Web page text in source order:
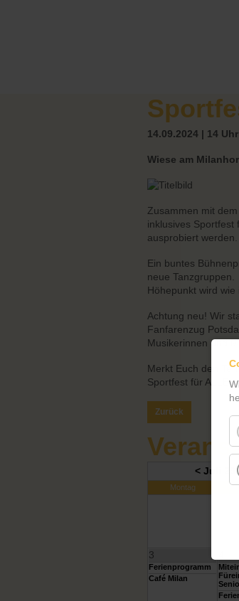
14.09.2024 | 14 Uhr
Wiese am
Zusammen mit
inklusives Sportfest
ausprobiert werden.
Ein buntes
neue
Höhepunkt wird
Achtung neu! Wir
Fanfarenzug
Musikerinnen und
Merkt Euch den
Sportfest für ALLE!
Zurück
< Juli
Montag
3
Ferienprogramm
Café Milan